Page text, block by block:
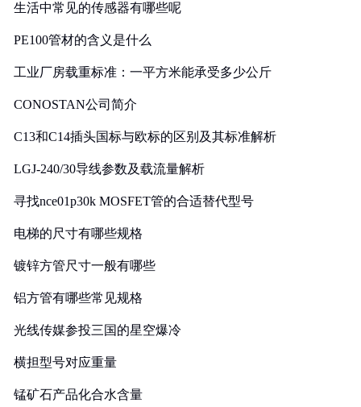
生活中常见的传感器有哪些呢
PE100管材的含义是什么
工业厂房载重标准：一平方米能承受多少公斤
CONOSTAN公司简介
C13和C14插头国标与欧标的区别及其标准解析
LGJ-240/30导线参数及载流量解析
寻找nce01p30k MOSFET管的合适替代型号
电梯的尺寸有哪些规格
镀锌方管尺寸一般有哪些
铝方管有哪些常见规格
光线传媒参投三国的星空爆冷
横担型号对应重量
锰矿石产品化合水含量